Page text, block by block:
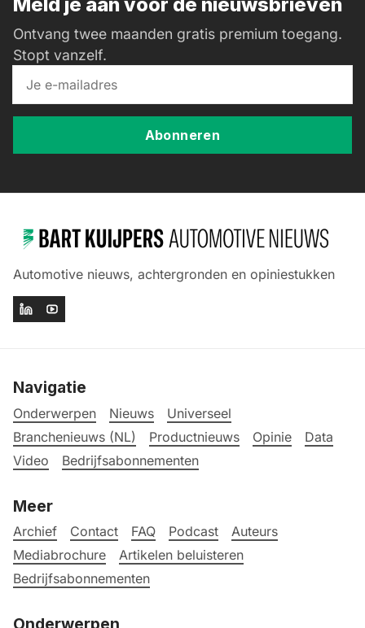
Meld je aan voor de nieuwsbrieven
Ontvang twee maanden gratis premium toegang.
Stopt vanzelf.
Abonneren
Automotive nieuws, achtergronden en opiniestukken
Navigatie
Onderwerpen Nieuws
Universeel
Branchenieuws (NL)
Productnieuws Opinie
Data
Video
Bedrijfsabonnementen
Meer
Archief Contact FAQ Podcast
Auteurs
Mediabrochure
Artikelen beluisteren
Bedrijfsabonnementen